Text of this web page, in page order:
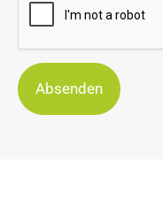
Absenden